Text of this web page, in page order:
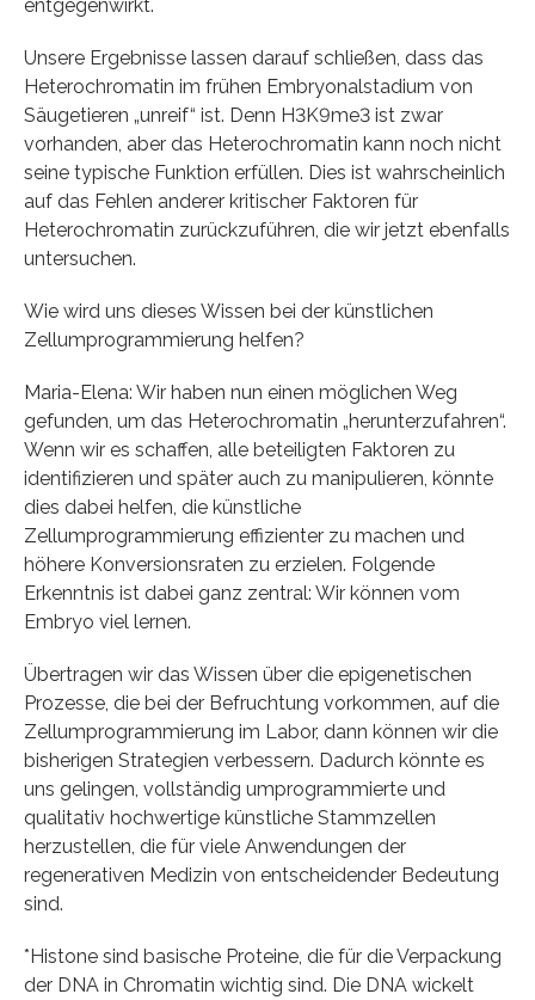
entgegenwirkt.
Unsere Ergebnisse lassen darauf schließen, dass das
Heterochromatin im frühen Embryonalstadium von
Säugetieren „unreif“ ist. Denn H3K9me3 ist zwar
vorhanden, aber das Heterochromatin kann noch nicht
seine typische Funktion erfüllen. Dies ist wahrscheinlich
auf das Fehlen anderer kritischer Faktoren für
Heterochromatin zurückzuführen, die wir jetzt ebenfalls
untersuchen.
Wie wird uns dieses Wissen bei der künstlichen
Zellumprogrammierung helfen?
Maria-Elena: Wir haben nun einen möglichen Weg
gefunden, um das Heterochromatin „herunterzufahren“.
Wenn wir es schaffen, alle beteiligten Faktoren zu
identifizieren und später auch zu manipulieren, könnte
dies dabei helfen, die künstliche
Zellumprogrammierung effizienter zu machen und
höhere Konversionsraten zu erzielen. Folgende
Erkenntnis ist dabei ganz zentral: Wir können vom
Embryo viel lernen.
Übertragen wir das Wissen über die epigenetischen
Prozesse, die bei der Befruchtung vorkommen, auf die
Zellumprogrammierung im Labor, dann können wir die
bisherigen Strategien verbessern. Dadurch könnte es
uns gelingen, vollständig umprogrammierte und
qualitativ hochwertige künstliche Stammzellen
herzustellen, die für viele Anwendungen der
regenerativen Medizin von entscheidender Bedeutung
sind.
*Histone sind basische Proteine, die für die Verpackung
der DNA in Chromatin wichtig sind. Die DNA wickelt